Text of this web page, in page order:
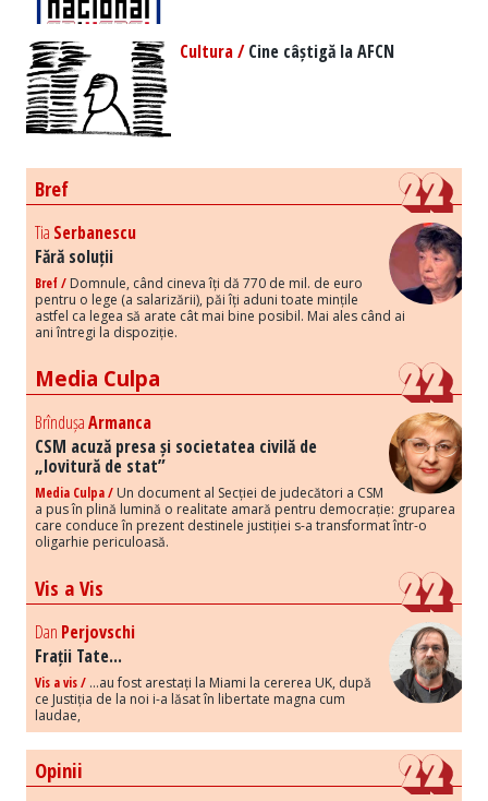
Cultura /Cine câștigă la AFCN
Bref
Tia Serbanescu
Fără soluții
Bref / Domnule, când cineva îți dă 770 de mil. de euro
pentru o lege (a salarizării), păi îți aduni toate mințile
astfel ca legea să arate cât mai bine posibil. Mai ales când ai
ani întregi la dispoziție.
Media Culpa
BrîndușaArmanca
CSM acuză presa și societatea civilă de
„lovitură de stat”
Media Culpa / Un document al Secției de judecători a CSM
a pus în plină lumină o realitate amară pentru democrație: gruparea
care conduce în prezent destinele justiției s-a transformat într-o
oligarhie periculoasă.
Vis a Vis
Dan Perjovschi
Frații Tate...
Vis a vis / ...au fost arestați la Miami la cererea UK, după
ce Justiția de la noi i-a lăsat în libertate magna cum
laudae,
Opinii